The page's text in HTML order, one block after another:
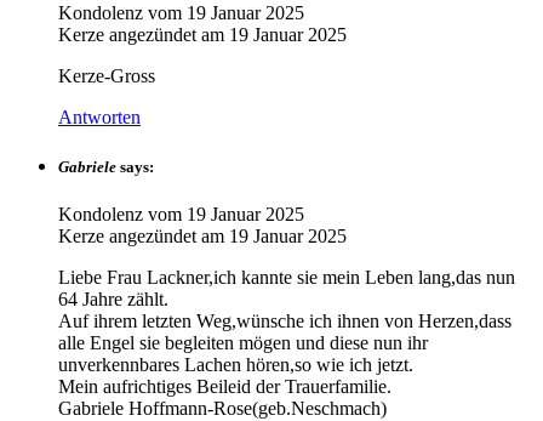
Kondolenz vom 19 Januar 2025
Kerze angezündet am 19 Januar 2025
Kerze-Gross
Antworten
Gabriele says:
Kondolenz vom 19 Januar 2025
Kerze angezündet am 19 Januar 2025
Liebe Frau Lackner,ich kannte sie mein Leben lang,das nun
64 Jahre zählt.
Auf ihrem letzten Weg,wünsche ich ihnen von Herzen,dass
alle Engel sie begleiten mögen und diese nun ihr
unverkennbares Lachen hören,so wie ich jetzt.
Mein aufrichtiges Beileid der Trauerfamilie.
Gabriele Hoffmann-Rose(geb.Neschmach)